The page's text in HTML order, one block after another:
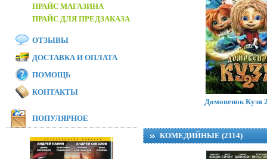
Модная братва
I Love Boosters
Домовенок Кузя
КОМЕДИЙНЫЕ (2114)
ПРАЙС МАГАЗИНА
ПРАЙС ДЛЯ ПРЕДЗАКАЗА
ОТЗЫВЫ
ДОСТАВКА И ОПЛАТА
ПОМОЩЬ
КОНТАКТЫ
ПОПУЛЯРНОЕ